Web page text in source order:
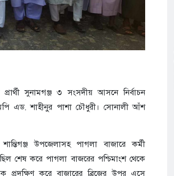
সুনামগঞ্জ ৩ সংসদীয় আসনে নির্বাচন
এড. শাহীনুর পাশা চৌধুরী। সোনালী আঁশ
উপজেলাসহ পাগলা বাজারে কর্মী
শেষ করে পাগলা বাজরের পশ্চিমাংশ থেকে
প্রদক্ষিণ করে বাজারের ব্রিজের উপর এসে